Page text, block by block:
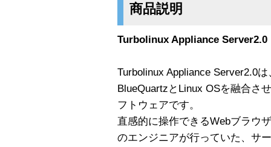
商品説明
Turbolinux Appliance Server2.0
Turbolinux Appliance Server2.0
BlueQuartzとLinux OSを融合さ
フトウェアです。
直感的に操作できるWebブラウ
のエンジニアが行っていた、サ